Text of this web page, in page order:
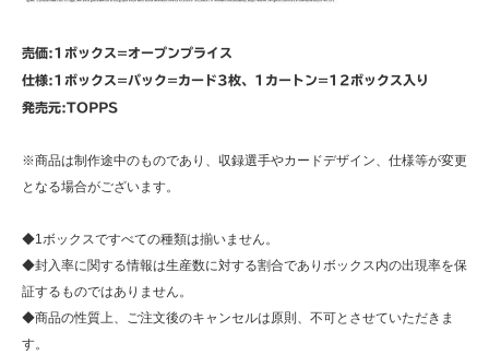
売価:1ボックス=オープンプライス
仕様:1ボックス=パック=カード3枚、1カートン=12ボックス入り
発売元:TOPPS
※商品は制作途中のものであり、収録選手やカードデザイン、仕様等が変更
となる場合がございます。
◆1ボックスですべての種類は揃いません。
◆封入率に関する情報は生産数に対する割合でありボックス内の出現率を保
証するものではありません。
◆商品の性質上、ご注文後のキャンセルは原則、不可とさせていただきま
す。